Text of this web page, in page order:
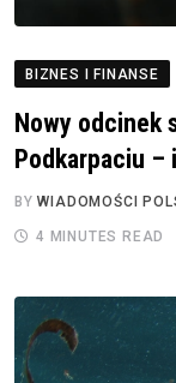
BIZNES I FINANSE
Nowy odcinek
Podkarpaciu
BYWIADOMOŚCI
4 MINUTES READ